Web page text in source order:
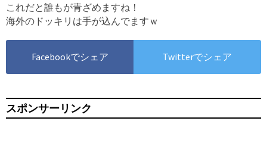
これだと誰もが青ざめますね！
海外のドッキリは手が込んでますｗ
Facebookでシェア Twitterでシェア
スポンサーリンク